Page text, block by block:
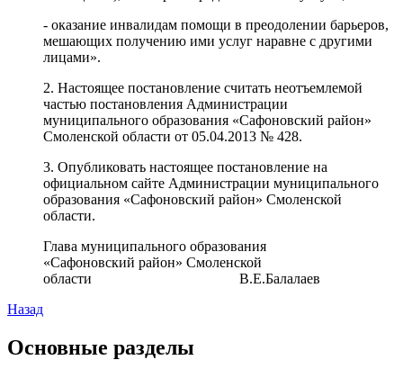
- оказание инвалидам помощи в преодолении барьеров,
мешающих получению ими услуг наравне с другими
лицами».
2. Настоящее постановление считать неотъемлемой
частью постановления Администрации
муниципального образования «Сафоновский район»
Смоленской области от 05.04.2013 № 428.
3. Опубликовать настоящее постановление на
официальном сайте Администрации муниципального
образования «Сафоновский район» Смоленской
области.
Глава муниципального образования
«Сафоновский район» Смоленской
области В.Е.Балалаев
Назад
Основные разделы